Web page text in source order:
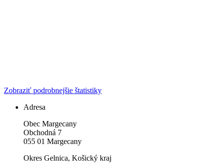
Zobraziť podrobnejšie štatistiky
Adresa
Obec Margecany
Obchodná 7
055 01 Margecany
Okres Gelnica, Košický kraj